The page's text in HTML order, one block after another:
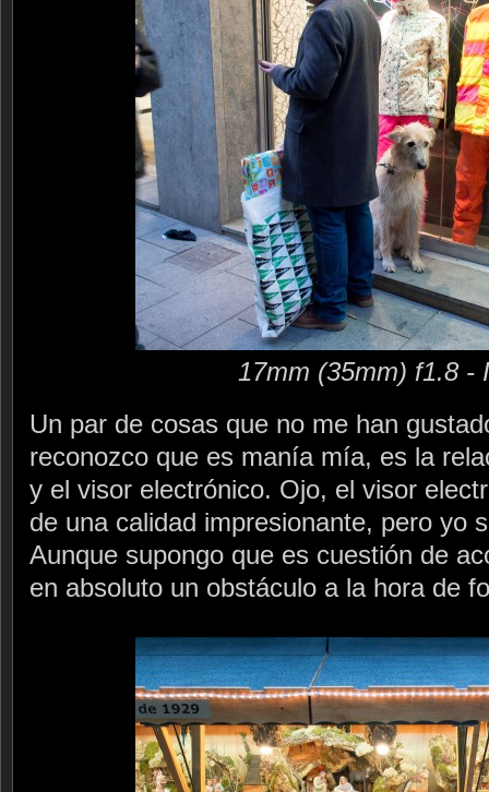
17mm (35mm) f1.8 -
Un par de cosas que no me han
reconozco que es manía mía, es la
y el visor electrónico. Ojo, el visor
de una calidad impresionante, pero yo
Aunque supongo que es cuestión de
en absoluto un obstáculo a la hora de